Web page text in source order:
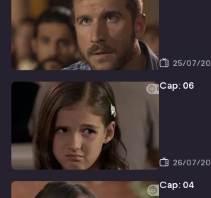
25/07/
Cap: 06
26/07/
Cap: 04